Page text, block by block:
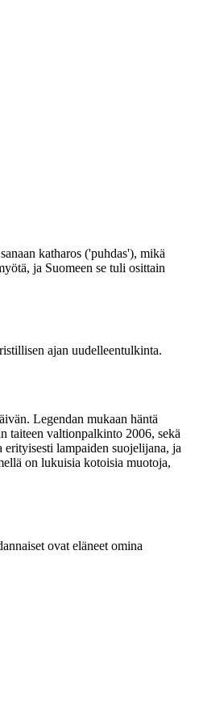
katharos ('puhdas'), mikä
ja Suomeen se tuli osittain
ajan uudelleentulkinta.
Legendan mukaan häntä
taiteen valtionpalkinto 2006, sekä
lampaiden suojelijana, ja
on lukuisia kotoisia muotoja,
ovat eläneet omina